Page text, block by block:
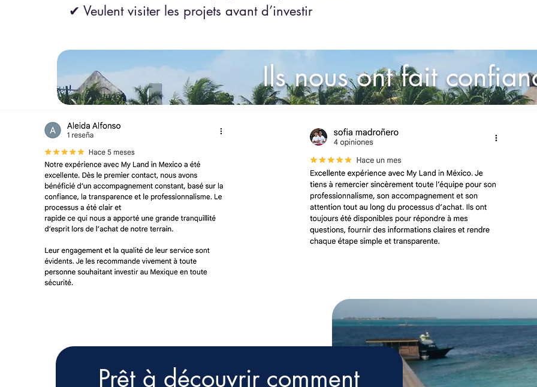
✔ Veulent visiter les projets avant d’investir
Ils nous ont fait
Prêt à découvrir comment